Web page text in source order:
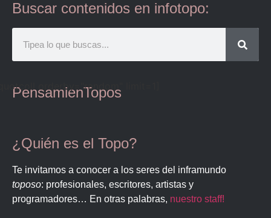
Buscar contenidos en infotopo:
PensamienTopos
orderby="random" limit=1]
¿Quién es el Topo?
Te invitamos a conocer a los seres del inframundo
toposo: profesionales, escritores, artistas y
programadores… En otras palabras, nuestro staff!